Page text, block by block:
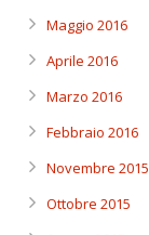
Maggio 2016
Aprile 2016
Marzo 2016
Febbraio 2016
Novembre 2015
Ottobre 2015